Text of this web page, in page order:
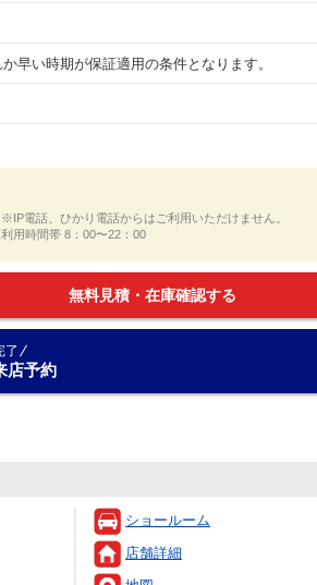
早い時期が保証適用の条件となります。
※IP電話、ひかり電話からはご利用いただけません。
利用時間帯 8：00〜22：00
無料見積・在庫確認する
了
店予約
ショールーム
店舗詳細